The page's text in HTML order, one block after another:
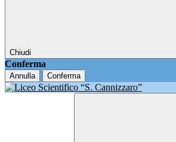
Chiudi
Conferma
Annulla Conferma